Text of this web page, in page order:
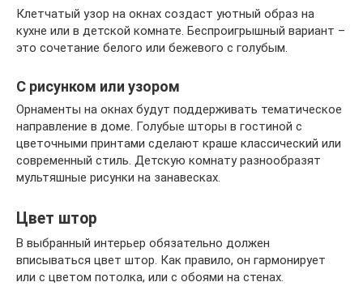
Клетчатый узор на окнах создаст уютный образ на
кухне или в детской комнате. Беспроигрышный вариант –
это сочетание белого или бежевого с голубым.
С рисунком или узором
Орнаменты на окнах будут поддерживать тематическое
направление в доме. Голубые шторы в гостиной с
цветочными принтами сделают краше классический или
современный стиль. Детскую комнату разнообразят
мультяшные рисунки на занавесках.
Цвет штор
В выбранный интерьер обязательно должен
вписываться цвет штор. Как правило, он гармонирует
или с цветом потолка, или с обоями на стенах.